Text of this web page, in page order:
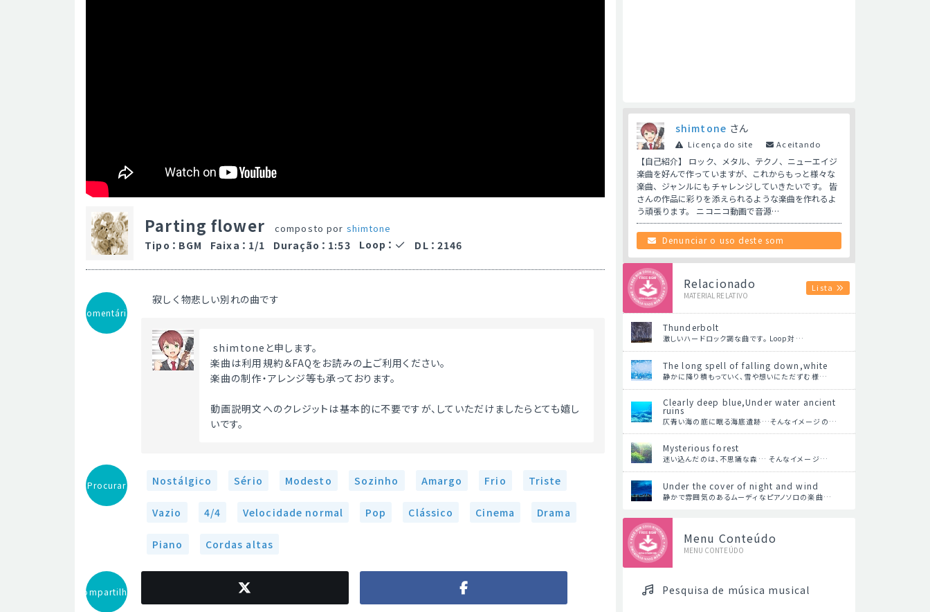
Parting flower composto por shimtone
Tipo ： BGM Faixa ： 1/1 Duração ： 1:53 Loop ： DL ： 2146
Comentário
寂しく物悲しい別れの曲です
shimtoneと申します。
楽曲は利用規約＆FAQをお読みの上ご利用ください。
楽曲の制作・アレンジ等も承っております。
動画説明文へのクレジットは基本的に不要ですが、していただけましたらとても嬉し
いです。
Procurar Nostálgico Sério Modesto Sozinho Amargo Frio Triste
Vazio 4/4 Velocidade normal Pop Clássico Cinema Drama
Piano Cordas altas
Compartilhar
shimtone さん
Licença do site Aceitando
【自己紹介】 ロック、メタル、テクノ、ニューエイジ
楽曲を好んで作っていますが、これからもっと様々な
楽曲、ジャンルにもチャレンジしていきたいです。 皆
さんの作品に彩りを添えられるような楽曲を作れるよ
う頑張ります。 ニコニコ動画で音源…
Denunciar o uso deste som
Relacionado
MATERIAL RELATIVO
Lista
Thunderbolt
激しいハードロック調な曲です。 Loop対…
The long spell of falling down,white
静かに降り積もっていく、雪や想いにただずむ様…
Clearly deep blue,Under water ancient
ruins
仄青い海の底に眠る海底遺跡…そんなイメージの…
Mysterious forest
迷い込んだのは、不思議な森… そんなイメージ…
Under the cover of night and wind
静かで雰囲気のあるムーディなピアノソロの楽曲…
Menu Conteúdo
MENU CONTEÚDO
Pesquisa de música musical